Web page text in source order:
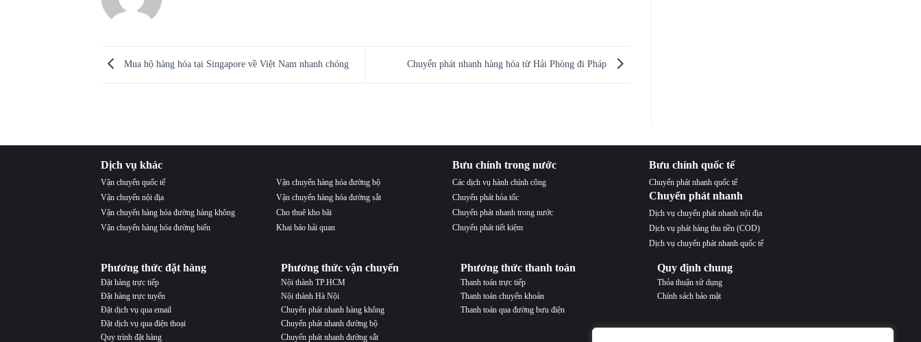
Mua hộ hàng hóa tại Singapore về Việt Nam nhanh chóng Chuyển phát nhanh hàng hóa từ Hải Phòng đi Pháp
Dịch vụ khác
Vận chuyển quốc tế
Vận chuyển nội địa
Vận chuyển hàng hóa đường hàng không
Vận chuyển hàng hóa đường biển
Vận chuyển hàng hóa đường bộ
Vận chuyển hàng hóa đường sắt
Cho thuê kho bãi
Khai báo hải quan
Bưu chính trong nước
Các dịch vụ hành chính công
Chuyển phát hỏa tốc
Chuyển phát nhanh trong nước
Chuyển phát tiết kiệm
Bưu chính quốc tế
Chuyển phát nhanh quốc tế
Chuyển phát nhanh
Dịch vụ chuyển phát nhanh nội địa
Dịch vụ phát hàng thu tiền (COD)
Dịch vụ chuyển phát nhanh quốc tế
Phương thức đặt hàng
Đặt hàng trực tiếp
Đặt hàng trực tuyến
Đặt dịch vụ qua email
Đặt dịch vụ qua điện thoại
Quy trình đặt hàng
Phương thức vận chuyển
Nội thành TP.HCM
Nội thành Hà Nội
Chuyển phát nhanh hàng không
Chuyển phát nhanh đường bộ
Chuyển phát nhanh đường sắt
Phương thức thanh toán
Thanh toán trực tiếp
Thanh toán chuyển khoản
Thanh toán qua đường bưu điện
Quy định chung
Thỏa thuận sử dụng
Chính sách bảo mật